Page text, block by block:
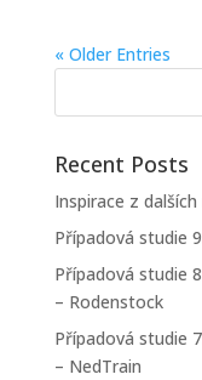
« Older Entries
Recent Posts
Inspirace z
Případová studie
Případová studie
– Rodenstock
Případová studie
– NedTrain